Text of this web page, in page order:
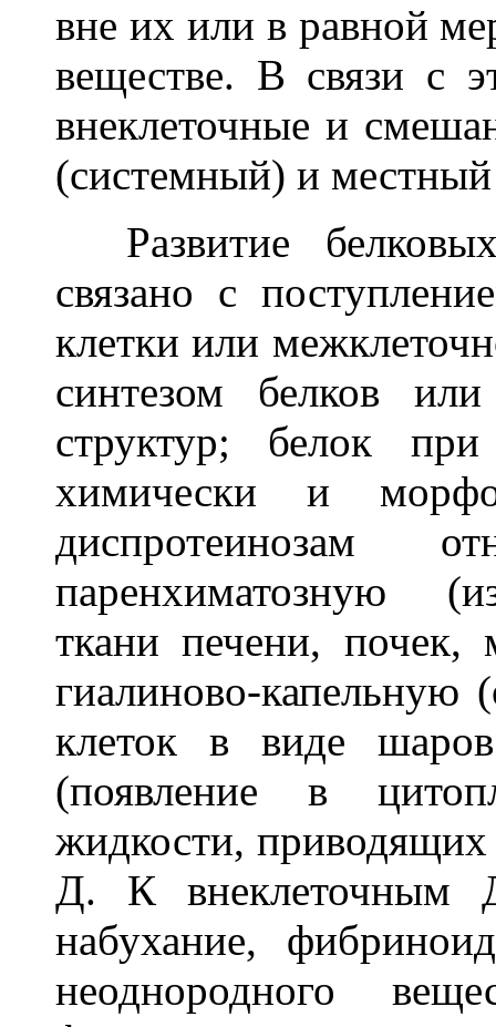
вне их или в равной
веществе. В связи с
внеклеточные и
(системный) и местный
Развитие
связано с
клетки или
синтезом белков
структур; белок
химически и
диспротеинозам
паренхиматозную
ткани печени, почек,
гиалиново-капельную
клеток в виде
(появление в
жидкости, приводящих
Д. К внеклеточным
набухание,
неоднородного